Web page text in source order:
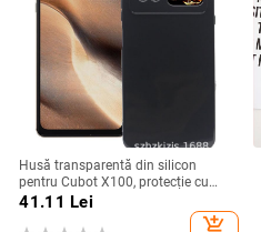
Husă transparentă din silicon
pentru Cubot X100, protecție cu
acoperire totală
41.11 Lei
add_shopping_cart